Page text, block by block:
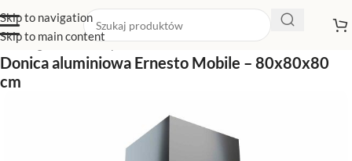
Skip to navigation
Skip to main content
Strona główna/Sklep z donicami/Donice kwadratowe
Donica aluminiowa Ernesto Mobile – 80x80x80
cm